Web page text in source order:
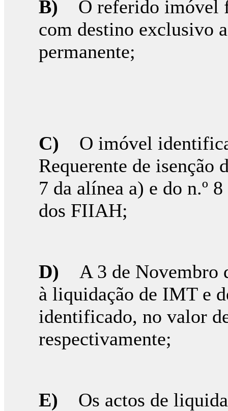
B) O referido imóvel
com destino exclusivo
permanente;
C) O imóvel
Requerente de isenção
7 da alínea a) e do n.º
dos FIIAH;
D) A 3 de Novembro
à liquidação de IMT e
identificado, no valor
respectivamente;
E) Os actos de